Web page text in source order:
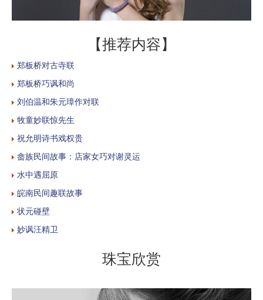
【推荐内容】
郑板桥对古寺联
郑板桥巧讽和尚
刘伯温和朱元璋作对联
牧童妙联惊先生
祝允明诗书戏权贵
畲族民间故事：店家女巧对谢灵运
水中遇屈原
皖南民间趣联故事
状元碰壁
妙讽汪精卫
珠宝欣赏